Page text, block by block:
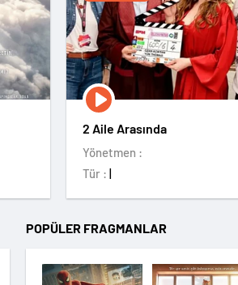
2 Aile Arasında
Yönetmen :
Tür : |
POPÜLER FRAGMANLAR